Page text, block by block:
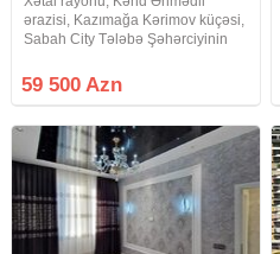
ərazisi, Kazımağa Kərimov küçəsi,
Sabah City Tələbə Şəhərciyinin
kompleksində 14 mərtəbəli
binanın 9-cu mərtəbəsində
olan
59 500 Azn